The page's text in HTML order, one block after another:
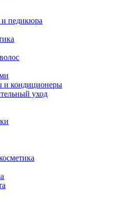
педикюра
и кондиционеры
уход